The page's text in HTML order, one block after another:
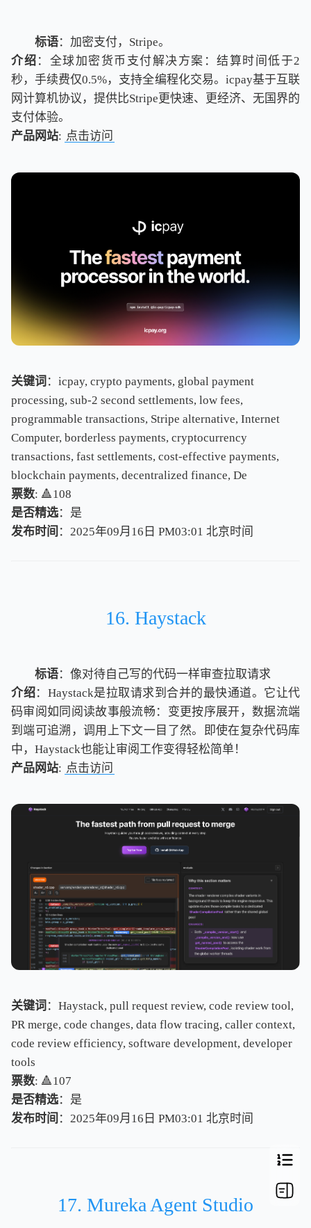
标语：加密支付，Stripe。
介绍 ：全球加密货币支付解决方案：结算时间低于2
秒，手续费仅0.5%，支持全编程化交易。icpay基于互联
网计算机协议，提供比Stripe更快速、更经济、无国界的
支付体验。
产品网站: 点击访问
关键词 ：icpay, crypto payments, global payment
processing, sub-2 second settlements, low fees,
programmable transactions, Stripe alternative, Internet
Computer, borderless payments, cryptocurrency
transactions, fast settlements, cost-effective payments,
blockchain payments, decentralized finance, De
票数: 🔺108
是否精选：是
发布时间 ：2025年09月16日 PM03:01 北京时间
北京时间
16. Haystack
标语：像对待自己写的代码一样审查拉取请求
介绍：Haystack是拉取请求到合并的最快通道。它让代
码审阅如同阅读故事般流畅：变更按序展开，数据流端
到端可追溯，调用上下文一目了然。即使在复杂代码库
中，Haystack也能让审阅工作变得轻松简单！
产品网站: 点击访问
关键词 ：Haystack, pull request review, code review tool,
PR merge, code changes, data flow tracing, caller context,
code review efficiency, software development, developer
tools
票数: 🔺107
是否精选：是
发布时间 ：2025年09月16日 PM03:01 北京时间
北京时间
17. Mureka Agent Studio